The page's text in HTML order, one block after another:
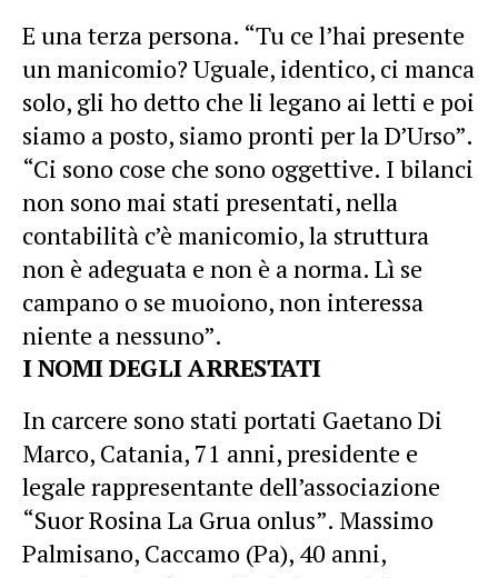
E una terza persona. “Tu ce l’hai presente
un manicomio? Uguale, identico, ci manca
solo, gli ho detto che li legano ai letti e poi
siamo a posto, siamo pronti per la D’Urso”.
“Ci sono cose che sono oggettive. I bilanci
non sono mai stati presentati, nella
contabilità c’è manicomio, la struttura
non è adeguata e non è a norma. Lì se
campano o se muoiono, non interessa
niente a nessuno”.
I NOMI DEGLI ARRESTATI
In carcere sono stati portati Gaetano Di
Marco, Catania, 71 anni, presidente e
legale rappresentante dell’associazione
“Suor Rosina La Grua onlus”. Massimo
Palmisano, Caccamo (Pa), 40 anni,